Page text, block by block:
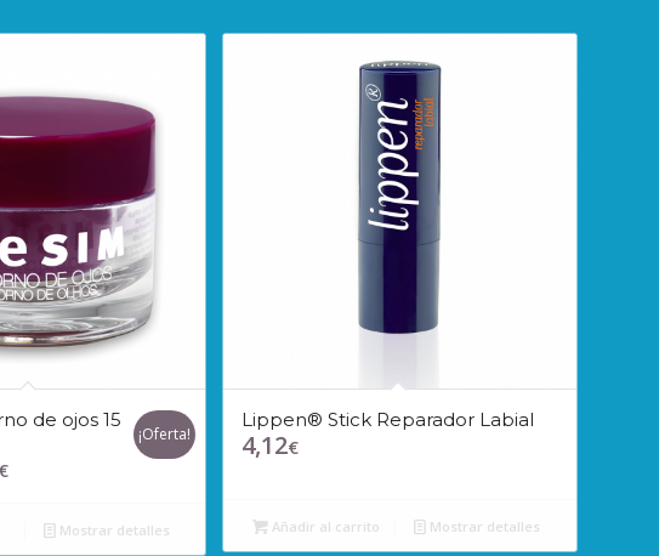
de ojos 15
€El
actual
¡Oferta!
Mostrar detalles
Lippen® Stick Reparador Labial
4,12€
Añadir al carrito Mostrar detalles